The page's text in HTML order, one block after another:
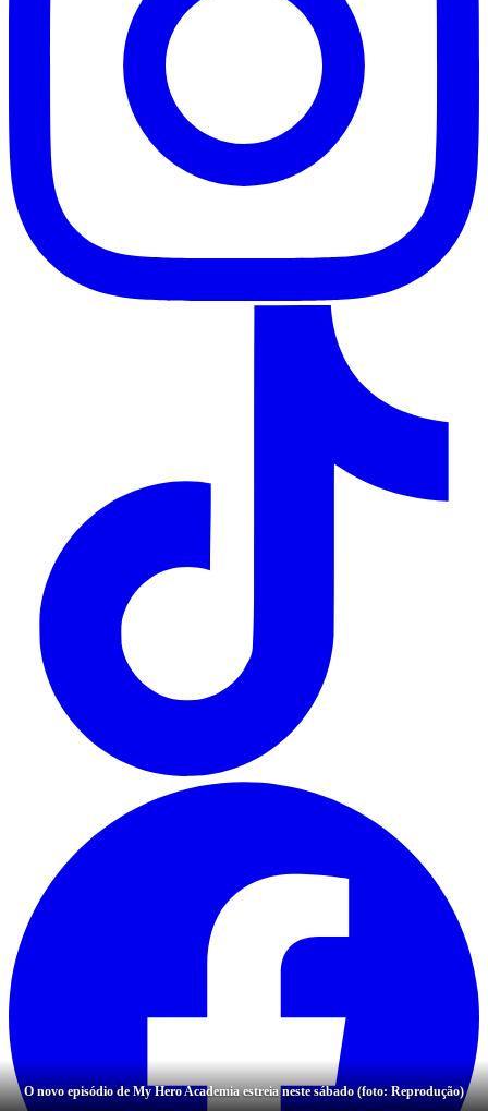
O novo episódio de My Hero Academia estreia neste sábado (foto: Reprodução)